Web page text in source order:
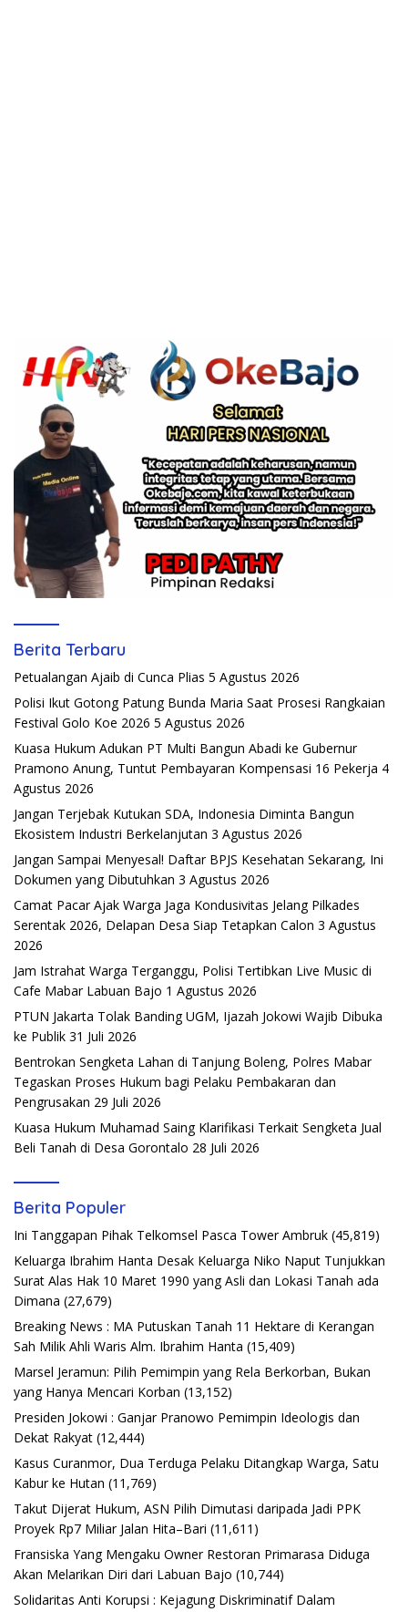
Berita Terbaru
Petualangan Ajaib di Cunca Plias 5 Agustus 2026
Polisi Ikut Gotong Patung Bunda Maria Saat Prosesi Rangkaian
Festival Golo Koe 2026 5 Agustus 2026
Kuasa Hukum Adukan PT Multi Bangun Abadi ke Gubernur
Pramono Anung, Tuntut Pembayaran Kompensasi 16 Pekerja 4
Agustus 2026
Jangan Terjebak Kutukan SDA, Indonesia Diminta Bangun
Ekosistem Industri Berkelanjutan 3 Agustus 2026
Jangan Sampai Menyesal! Daftar BPJS Kesehatan Sekarang, Ini
Dokumen yang Dibutuhkan 3 Agustus 2026
Camat Pacar Ajak Warga Jaga Kondusivitas Jelang Pilkades
Serentak 2026, Delapan Desa Siap Tetapkan Calon 3 Agustus
2026
Jam Istrahat Warga Terganggu, Polisi Tertibkan Live Music di
Cafe Mabar Labuan Bajo 1 Agustus 2026
PTUN Jakarta Tolak Banding UGM, Ijazah Jokowi Wajib Dibuka
ke Publik 31 Juli 2026
Bentrokan Sengketa Lahan di Tanjung Boleng, Polres Mabar
Tegaskan Proses Hukum bagi Pelaku Pembakaran dan
Pengrusakan 29 Juli 2026
Kuasa Hukum Muhamad Saing Klarifikasi Terkait Sengketa Jual
Beli Tanah di Desa Gorontalo 28 Juli 2026
Berita Populer
Ini Tanggapan Pihak Telkomsel Pasca Tower Ambruk (45,819)
Keluarga Ibrahim Hanta Desak Keluarga Niko Naput Tunjukkan
Surat Alas Hak 10 Maret 1990 yang Asli dan Lokasi Tanah ada
Dimana (27,679)
Breaking News : MA Putuskan Tanah 11 Hektare di Kerangan
Sah Milik Ahli Waris Alm. Ibrahim Hanta (15,409)
Marsel Jeramun: Pilih Pemimpin yang Rela Berkorban, Bukan
yang Hanya Mencari Korban (13,152)
Presiden Jokowi : Ganjar Pranowo Pemimpin Ideologis dan
Dekat Rakyat (12,444)
Kasus Curanmor, Dua Terduga Pelaku Ditangkap Warga, Satu
Kabur ke Hutan (11,769)
Takut Dijerat Hukum, ASN Pilih Dimutasi daripada Jadi PPK
Proyek Rp7 Miliar Jalan Hita–Bari (11,611)
Fransiska Yang Mengaku Owner Restoran Primarasa Diduga
Akan Melarikan Diri dari Labuan Bajo (10,744)
Solidaritas Anti Korupsi : Kejagung Diskriminatif Dalam